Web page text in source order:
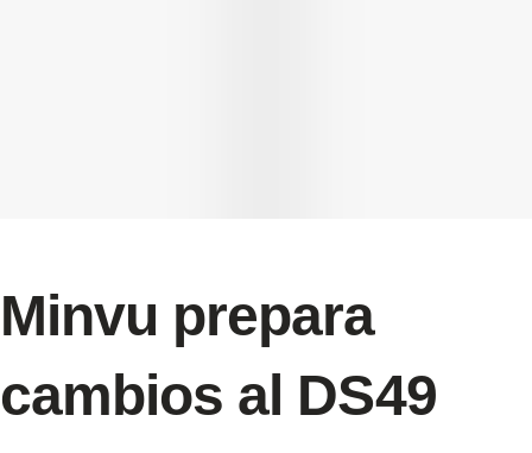
Minvu prepara
cambios al DS49